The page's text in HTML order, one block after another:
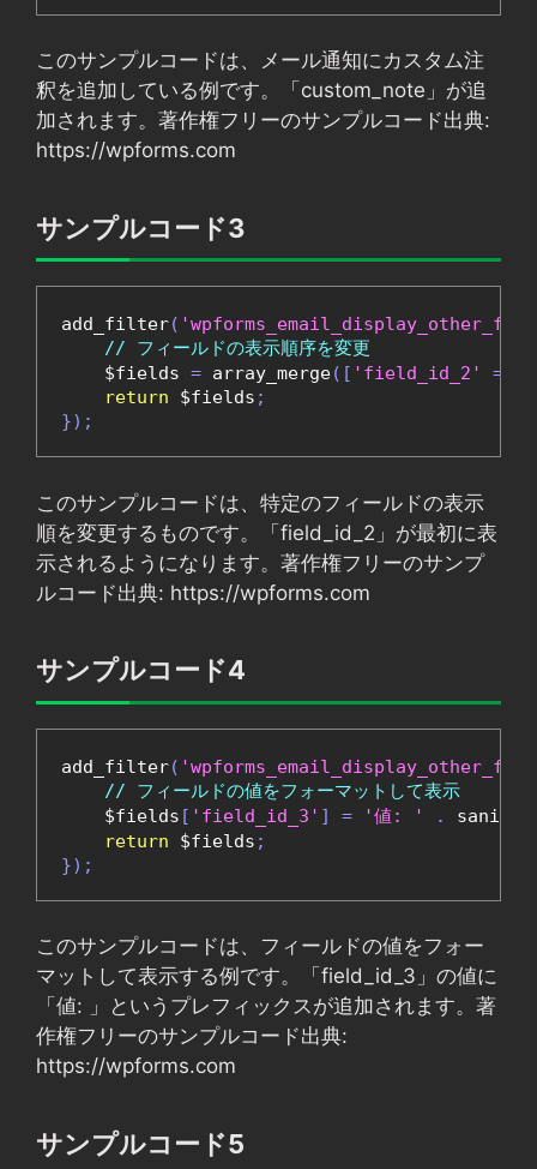
このサンプルコードは、メール通知にカスタム注
釈を追加している例です。「custom_note」が追
加されます。著作権フリーのサンプルコード出典:
https://wpforms.com
サンプルコード3
add_filter(
// フィールドの表示順序を変更
    $fields
= array_merge([ 'field_id_2' =>
return $fields ;
});
このサンプルコードは、特定のフィールドの表示
順を変更するものです。「field_id_2」が最初に表
示されるようになります。著作権フリーのサンプ
ルコード出典: https://wpforms.com
サンプルコード4
add_filter(
// フィールドの値をフォーマットして表示
    $fields
[ 'field_id_3' ] = '値: ' .
return $fields ;
});
このサンプルコードは、フィールドの値をフォー
マットして表示する例です。「field_id_3」の値に
「値: 」というプレフィックスが追加されます。著
作権フリーのサンプルコード出典:
https://wpforms.com
サンプルコード5